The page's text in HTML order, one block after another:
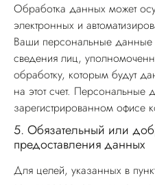
Обработка данных может
электронных и
Ваши персональные данные
сведения лиц,
обработку, которым будут
на этот счет. Персональные
зарегистрированном офисе
5. Обязательный или
предоставления данных
Для целей, указанных в